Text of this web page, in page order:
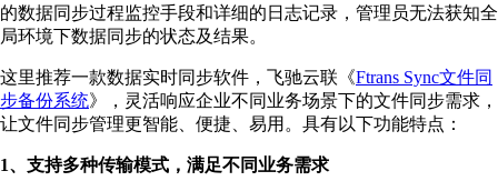
的数据同步过程监控手段和详细的日志记录，管理员无法获知全
局环境下数据同步的状态及结果。
这里推荐一款数据实时同步软件，飞驰云联《Ftrans Sync文件同
步备份系统》，灵活响应企业不同业务场景下的⽂件同步需求，
让⽂件同步管理更智能、便捷、易⽤。具有以下功能特点：
1、支持多种传输模式，满足不同业务需求